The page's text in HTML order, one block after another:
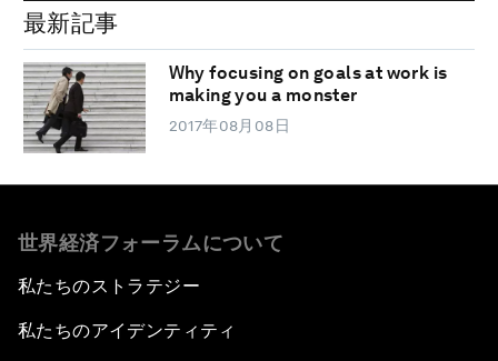
最新記事
Why focusing on goals at work is
making you a monster
2017年08月08日
世界経済フォーラムについて
私たちのストラテジー
私たちのアイデンティティ